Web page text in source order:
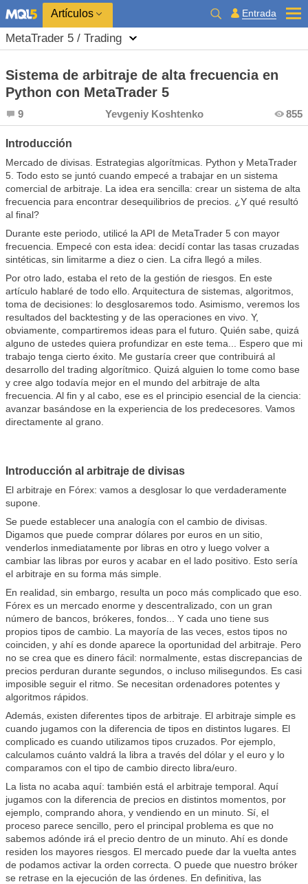
Artículos Entrada
MetaTrader 5 / Trading
Sistema de arbitraje de alta frecuencia en
Python con MetaTrader 5
9 Yevgeniy Koshtenko 855
Introducción
Mercado de divisas. Estrategias algorítmicas. Python y MetaTrader
5. Todo esto se juntó cuando empecé a trabajar en un sistema
comercial de arbitraje. La idea era sencilla: crear un sistema de alta
frecuencia para encontrar desequilibrios de precios. ¿Y qué resultó
al final?
Durante este periodo, utilicé la API de MetaTrader 5 con mayor
frecuencia. Empecé con esta idea: decidí contar las tasas cruzadas
sintéticas, sin limitarme a diez o cien. La cifra llegó a miles.
Por otro lado, estaba el reto de la gestión de riesgos. En este
artículo hablaré de todo ello. Arquitectura de sistemas, algoritmos,
toma de decisiones: lo desglosaremos todo. Asimismo, veremos los
resultados del backtesting y de las operaciones en vivo. Y,
obviamente, compartiremos ideas para el futuro. Quién sabe, quizá
alguno de ustedes quiera profundizar en este tema... Espero que mi
trabajo tenga cierto éxito. Me gustaría creer que contribuirá al
desarrollo del trading algorítmico. Quizá alguien lo tome como base
y cree algo todavía mejor en el mundo del arbitraje de alta
frecuencia. Al fin y al cabo, ese es el principio esencial de la ciencia:
avanzar basándose en la experiencia de los predecesores. Vamos
directamente al grano.
Introducción al arbitraje de divisas
El arbitraje en Fórex: vamos a desglosar lo que verdaderamente
supone.
Se puede establecer una analogía con el cambio de divisas.
Digamos que puede comprar dólares por euros en un sitio,
venderlos inmediatamente por libras en otro y luego volver a
cambiar las libras por euros y acabar en el lado positivo. Esto sería
el arbitraje en su forma más simple.
En realidad, sin embargo, resulta un poco más complicado que eso.
Fórex es un mercado enorme y descentralizado, con un gran
número de bancos, brókeres, fondos... Y cada uno tiene sus
propios tipos de cambio. La mayoría de las veces, estos tipos no
coinciden, y ahí es donde aparece la oportunidad del arbitraje. Pero
no se crea que es dinero fácil: normalmente, estas discrepancias de
precios perduran durante segundos, o incluso milisegundos. Es casi
imposible seguir el ritmo. Se necesitan ordenadores potentes y
algoritmos rápidos.
Además, existen diferentes tipos de arbitraje. El arbitraje simple es
cuando jugamos con la diferencia de tipos en distintos lugares. El
complicado es cuando utilizamos tipos cruzados. Por ejemplo,
calculamos cuánto valdrá la libra a través del dólar y el euro y lo
comparamos con el tipo de cambio directo libra/euro.
La lista no acaba aquí: también está el arbitraje temporal. Aquí
jugamos con la diferencia de precios en distintos momentos, por
ejemplo, comprando ahora, y vendiendo en un minuto. Sí, el
proceso parece sencillo, pero el principal problema es que no
sabemos adónde irá el precio dentro de un minuto. Ahí es donde
residen los mayores riesgos. El mercado puede dar la vuelta antes
de podamos activar la orden correcta. O puede que nuestro bróker
se retrase en la ejecución de las órdenes. En definitiva, las